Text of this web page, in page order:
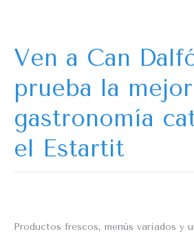
Ven a Can
prueba la mejor
gastronomía
el Estartit
Productos frescos, menús variados y